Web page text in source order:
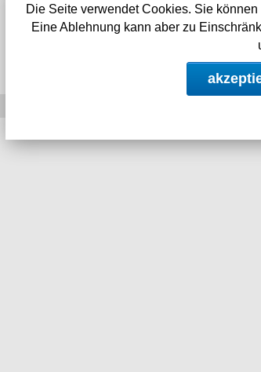
Die Seite verwendet Cookies. Sie
Eine Ablehnung kann aber zu